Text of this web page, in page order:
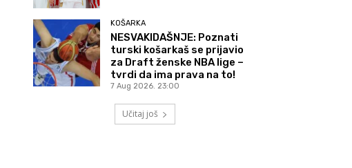
KOŠARKA
NESVAKIDAŠNJE: Poznati
turski košarkaš se prijavio
za Draft ženske NBA lige –
tvrdi da ima prava na to!
7 Aug 2026. 23:00
Učitaj još